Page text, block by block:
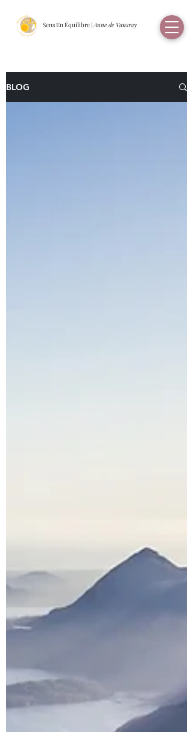
Sens En Équilibre |Anne de Vanssay
BLOG